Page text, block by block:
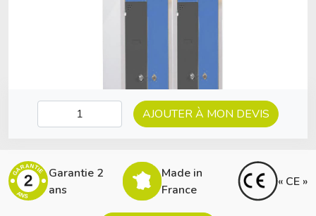
AJOUTER À MON DEVIS
2
GARANTIE
ANS
Garantie 2
ans
Made in
France
« CE »